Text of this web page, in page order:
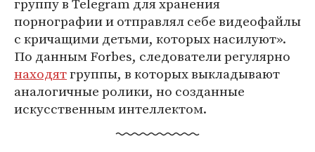
порнографии и отправлял себе видеофайлы
с кричащими детьми, которых насилуют».
По данным Forbes, следователи регулярно
находятгруппы, в которых выкладывают
аналогичные ролики, но созданные
искусственным интеллектом.